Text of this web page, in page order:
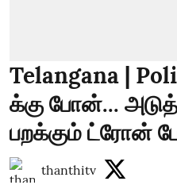
Telangana |
க்கு போன்...
பறக்கும் ட்ரோன்
thanthitv